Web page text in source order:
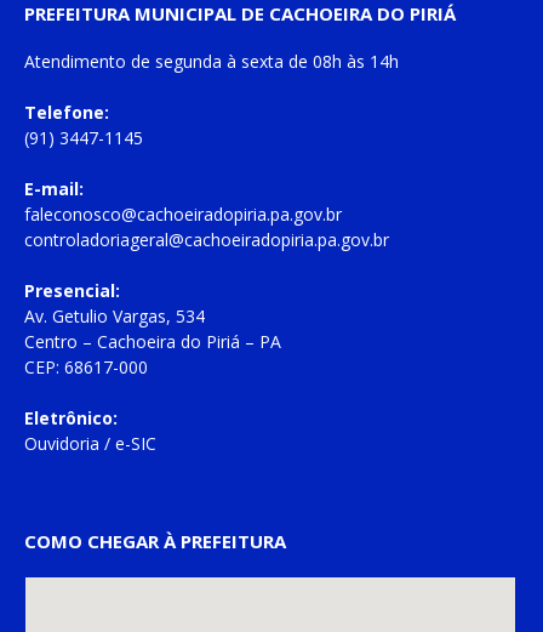
PREFEITURA MUNICIPAL DE CACHOEIRA DO PIRIÁ
Atendimento de segunda à sexta de 08h às 14h
Telefone:
(91) 3447-1145
E-mail:
faleconosco@cachoeiradopiria.pa.gov.br
controladoriageral@cachoeiradopiria.pa.gov.br
Presencial:
Av. Getulio Vargas, 534
Centro – Cachoeira do Piriá – PA
CEP: 68617-000
Eletrônico:
Ouvidoria / e-SIC
COMO CHEGAR À PREFEITURA